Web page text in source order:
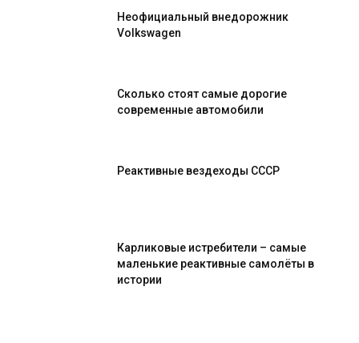
Неофициальный внедорожник
Volkswagen
Сколько стоят самые дорогие
современные автомобили
Реактивные вездеходы СССР
Карликовые истребители – самые
маленькие реактивные самолёты в
истории